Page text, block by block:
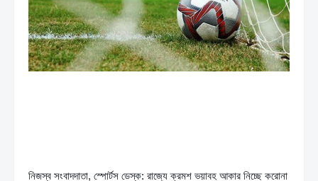
নিজস্ব সংবাদদাতা, স্পোর্টস ডেস্ক: রাজ্যে ক্রমশ ভয়াবহ আকার নিচ্ছে করোনা